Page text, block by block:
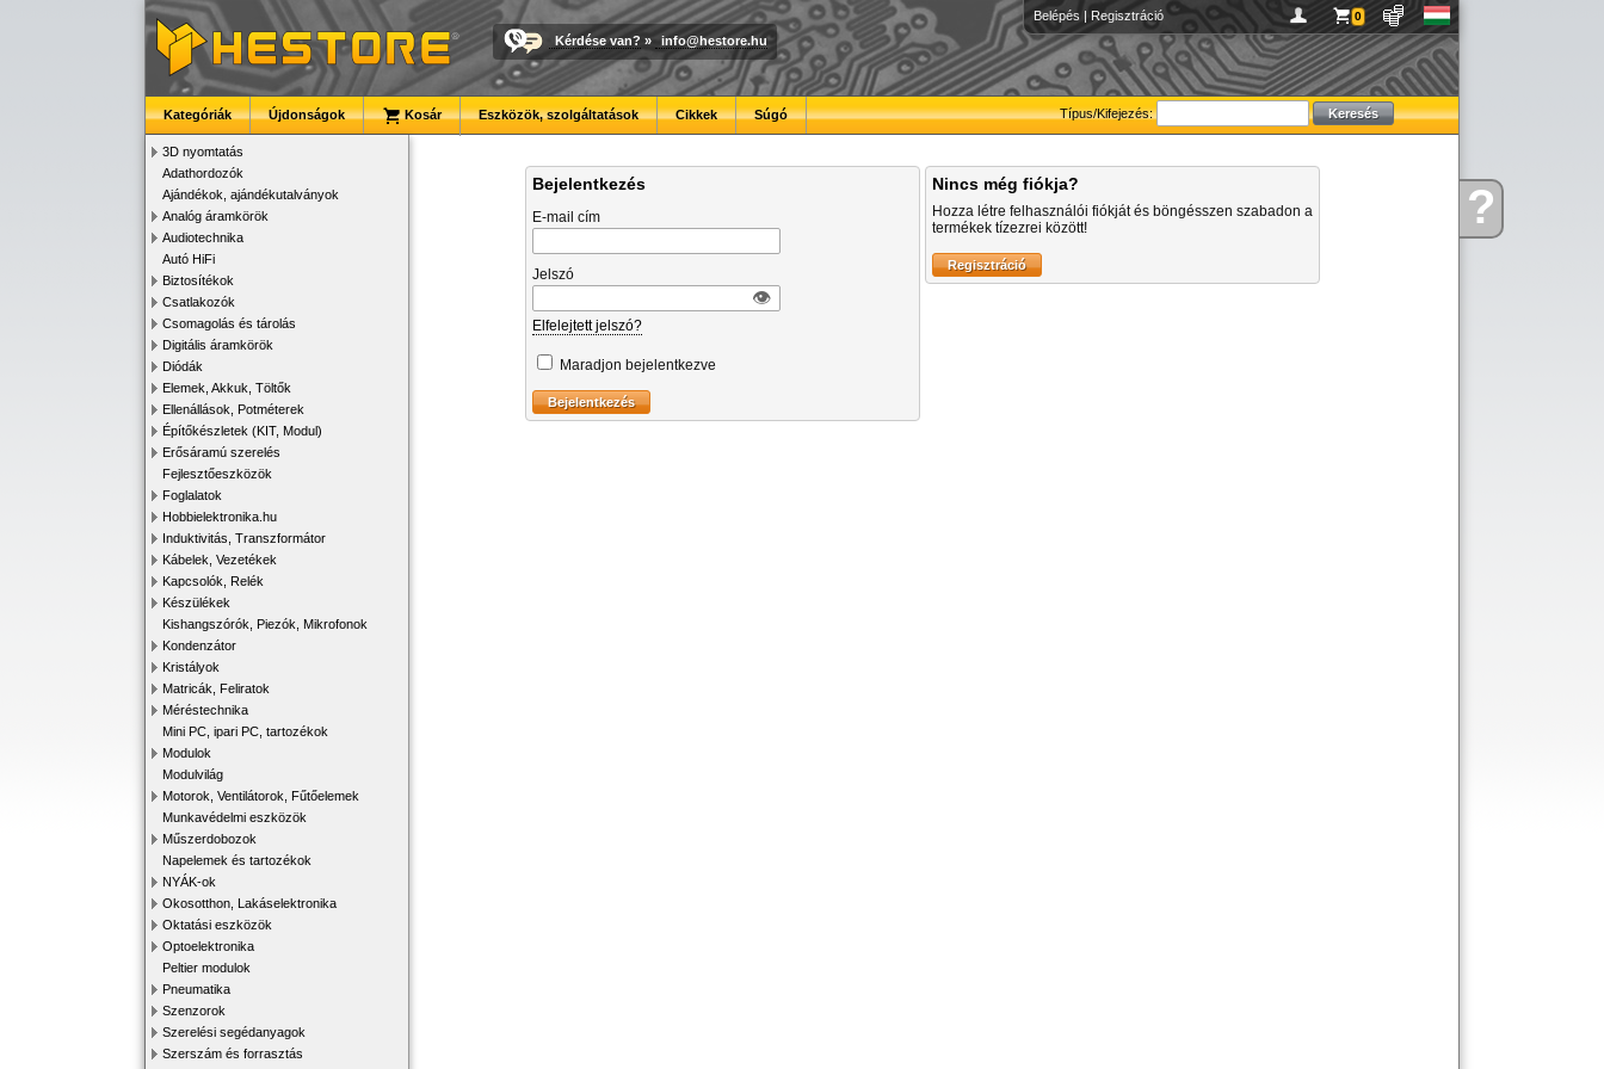
Kérdése?
Belépés | Regisztráció 0
Kérdése van? » info@hestore.hu
Típus/Kifejezés:
Kategóriák Újdonságok Kosár Eszközök, szolgáltatások Cikkek Súgó
3D nyomtatás
Adathordozók
Ajándékok, ajándékutalványok
Analóg áramkörök
Audiotechnika
Autó HiFi
Biztosítékok
Csatlakozók
Csomagolás és tárolás
Digitális áramkörök
Diódák
Elemek, Akkuk, Töltők
Ellenállások, Potméterek
Építőkészletek (KIT, Modul)
Erősáramú szerelés
Fejlesztőeszközök
Foglalatok
Hobbielektronika.hu
Induktivitás, Transzformátor
Kábelek, Vezetékek
Kapcsolók, Relék
Készülékek
Kishangszórók, Piezók, Mikrofonok
Kondenzátor
Kristályok
Matricák, Feliratok
Méréstechnika
Mini PC, ipari PC, tartozékok
Modulok
Modulvilág
Motorok, Ventilátorok, Fűtőelemek
Munkavédelmi eszközök
Műszerdobozok
Napelemek és tartozékok
NYÁK-ok
Okosotthon, Lakáselektronika
Oktatási eszközök
Optoelektronika
Peltier modulok
Pneumatika
Szenzorok
Szerelési segédanyagok
Szerszám és forrasztás
Bejelentkezés
E-mail cím
Jelszó
👁︎
Elfelejtett jelszó?
Maradjon bejelentkezve
Nincs még fiókja?
Hozza létre felhasználói fiókját és böngésszen szabadon a
termékek tízezrei között!